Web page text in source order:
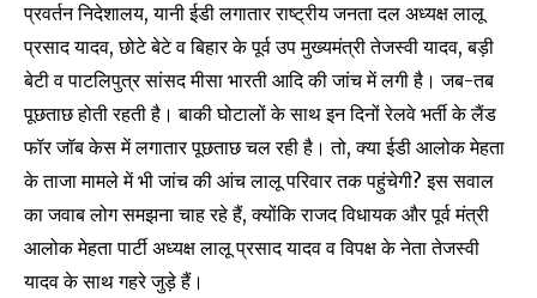
Join our community of
SUBSCRIBERS and be part of the
conversation.
To subscribe, simply enter your email address on our website
or click the subscribe button below. Don't worry, we respect
your privacy and won't spam your inbox. Your information is
प्रवर्तन निदेशालय, यानी ईडी लगातार राष्ट्रीय जनता दल अध्यक्ष लालू
प्रसाद यादव, छोटे बेटे व बिहार के पूर्व उप मुख्यमंत्री तेजस्वी यादव, बड़ी
बेटी व पाटलिपुत्र सांसद मीसा भारती आदि की जांच में लगी है। जब-तब
पूछताछ होती रहती है। बाकी घोटालों के साथ इन दिनों रेलवे भर्ती के लैंड
फॉर जॉब केस में लगातार पूछताछ चल रही है। तो, क्या ईडी आलोक मेहता
के ताजा मामले में भी जांच की आंच लालू परिवार तक पहुंचेगी? इस सवाल
का जवाब लोग समझना चाह रहे हैं, क्योंकि राजद विधायक और पूर्व मंत्री
आलोक मेहता पार्टी अध्यक्ष लालू प्रसाद यादव व विपक्ष के नेता तेजस्वी
यादव के साथ गहरे जुड़े हैं।